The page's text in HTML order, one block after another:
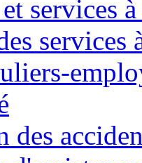
services
services
des